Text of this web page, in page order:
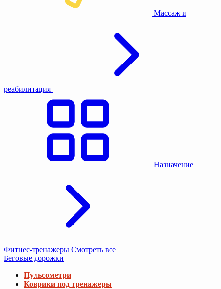
Массаж и
реабилитация
Назначение
Фитнес-тренажеры Смотреть все
Беговые дорожки
Пульсометри
Коврики под тренажеры